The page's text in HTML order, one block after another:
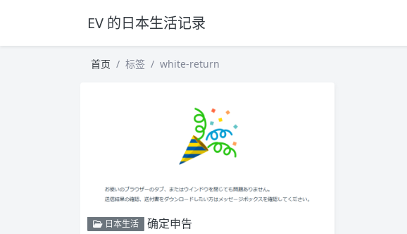
EV 的日本生活记录
首页 标签 white-return
日本生活 确定申告